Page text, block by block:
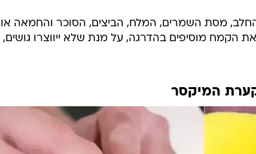
מסת השמרים, המלח, הביצים, הסוכר והחמאה או
הקמח מוסיפים בהדרגה, על מנת שלא ייווצרו גושים,
המיקסר